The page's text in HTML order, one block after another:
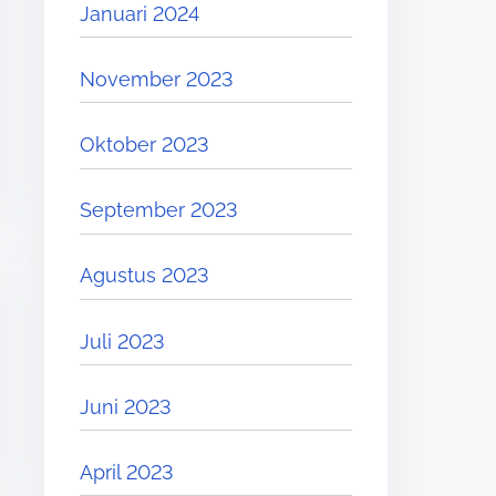
Januari 2024
November 2023
Oktober 2023
September 2023
Agustus 2023
Juli 2023
Juni 2023
April 2023